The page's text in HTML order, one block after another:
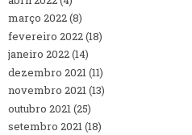
março 2022(8)
fevereiro 2022(18)
janeiro 2022(14)
dezembro 2021(11)
novembro 2021(13)
outubro 2021(25)
setembro 2021(18)